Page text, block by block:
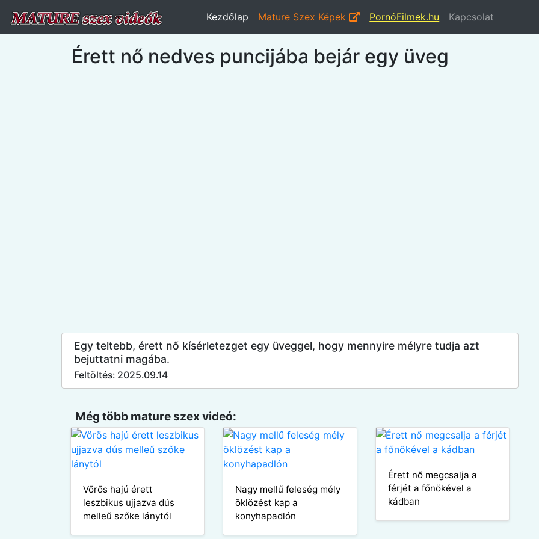
Kezdőlap Mature Szex Képek PornóFilmek.hu Kapcsolat
Érett nő nedves puncijába bejár egy üveg
Egy teltebb, érett nő kísérletezget egy üveggel, hogy mennyire mélyre tudja azt
bejuttatni magába.
Feltöltés: 2025.09.14
Még több mature szex videó:
Vörös hajú érett
leszbikus ujjazva dús
melleű szőke lánytól
Nagy mellű feleség mély
öklözést kap a
konyhapadlón
Érett nő megcsalja a
férjét a főnökével a
kádban